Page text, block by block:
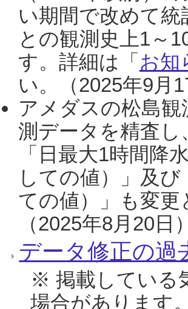
い期間で改めて
との観測史上1～
す。詳細は「 お知
い。（2025年9月
アメダスの松島
測データを精査
「日最大1時間降
しての値）」及
ての値）」も変
（2025年8月20日）
データ修正の過
※ 掲載している
場合があります